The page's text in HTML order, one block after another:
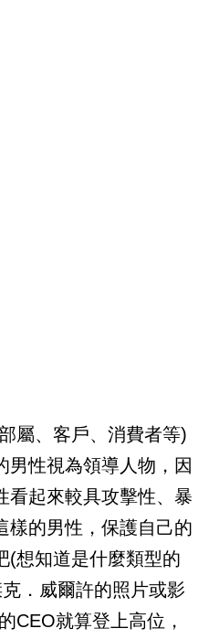
屬、客戶、消費者等)
男性視為領導人物，因
看起來較具攻擊性、暴
樣的男性，保護自己的
(想知道是什麼類型的
．威爾許的照片或影
CEO就算登上高位，